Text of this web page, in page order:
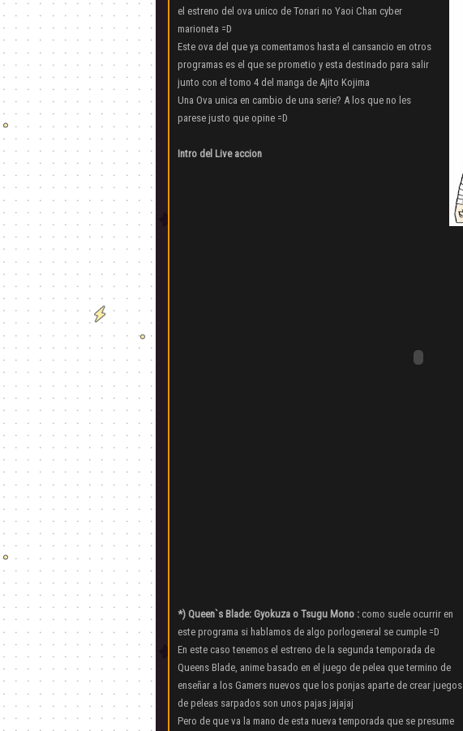
el estreno del ova unico de Tonari no Yaoi Chan cyber
marioneta =D
Este ova del que ya comentamos hasta el cansancio en otros
programas es el que se prometio y esta destinado para salir
junto con el tomo 4 del manga de Ajito Kojima
Una Ova unica en cambio de una serie? A los que no les
parese justo que opine =D
Intro del Live accion
*) Queen`s Blade: Gyokuza o Tsugu Mono : como suele ocurrir en
este programa si hablamos de algo porlogeneral se cumple =D
En este caso tenemos el estreno de la segunda temporada de
Queens Blade, anime basado en el juego de pelea que termino de
enseñar a los Gamers nuevos que los ponjas aparte de crear juegos
de peleas sarpados son unos pajas jajajaj
Pero de que va la mano de esta nueva temporada que se presume